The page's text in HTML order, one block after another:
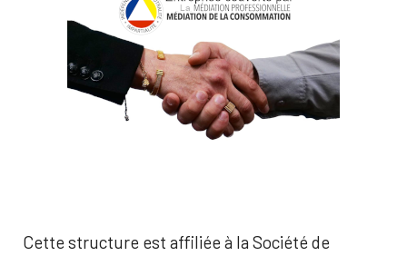
Cette structure est affiliée à la Société de